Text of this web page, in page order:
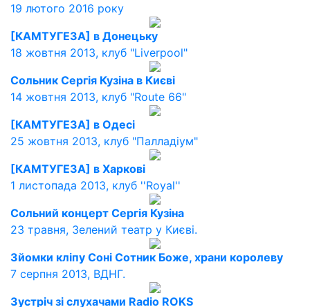
19 лютого 2016 року
[КАМТУГЕЗА] в Донецьку
18 жовтня 2013, клуб "Liverpool"
Сольник Сергія Кузіна в Києві
14 жовтня 2013, клуб "Route 66"
[КАМТУГЕЗА] в Одесі
25 жовтня 2013, клуб "Палладіум"
[КАМТУГЕЗА] в Харкові
1 листопада 2013, клуб ''Royal''
Сольний концерт Сергія Кузіна
23 травня, Зелений театр у Києві.
Зйомки кліпу Соні Сотник Боже, храни королеву
7 серпня 2013, ВДНГ.
Зустріч зі слухачами Radio ROKS